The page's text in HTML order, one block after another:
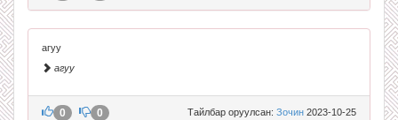
агуу
агуу
Тайлбар оруулсан: Зочин 2023-10-25
0 0